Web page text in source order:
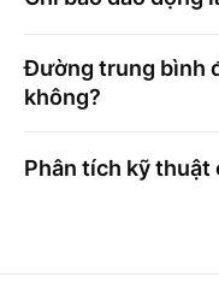
Đường trung bình
không?
Phân tích kỹ thuật